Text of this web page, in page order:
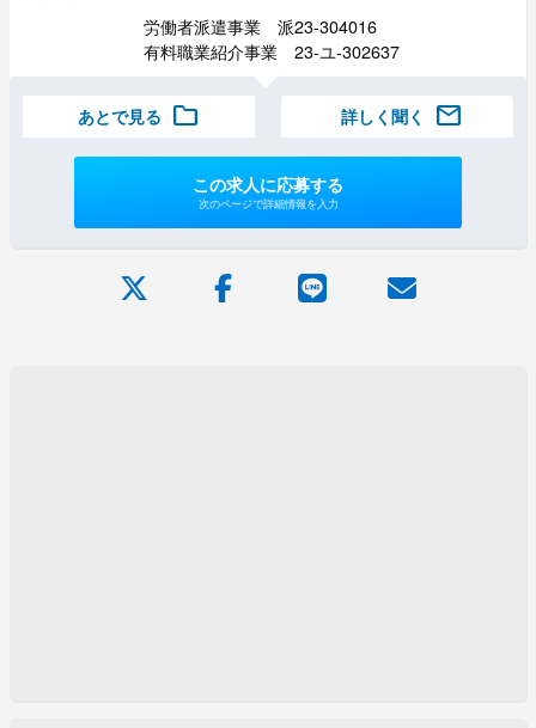
労働者派遣事業 派23-304016
有料職業紹介事業 23-ユ-302637
あとで見る folder 詳しく聞く mail
この求人に応募する
次のページで詳細情報を入力